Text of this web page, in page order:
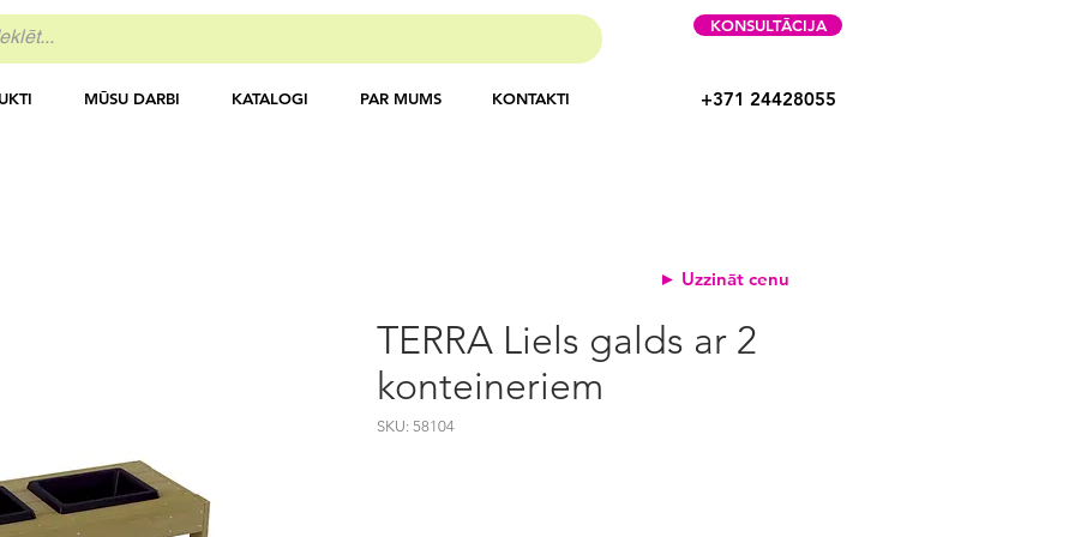
MŪSU DARBI KATALOGI PAR MUMS KONTAKTI
KONSULTĀCIJA
+371 24428055
TERRA Liels galds ar 2
konteineriem
SKU: 58104
► Uzzināt cenu